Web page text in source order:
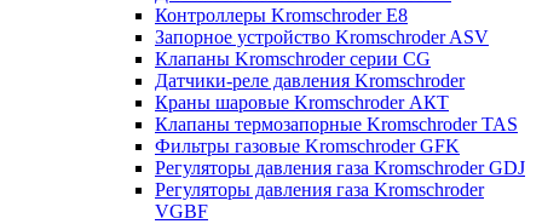
Контроллеры Kromschroder E8
Запорное устройство Kromschroder ASV
Клапаны Kromschroder серии CG
Датчики-реле давления Kromschroder
Краны шаровые Kromschroder АКТ
Клапаны термозапорные Kromschroder TAS
Фильтры газовые Kromschroder GFK
Регуляторы давления газа Kromschroder GDJ
Регуляторы давления газа Kromschroder
VGBF